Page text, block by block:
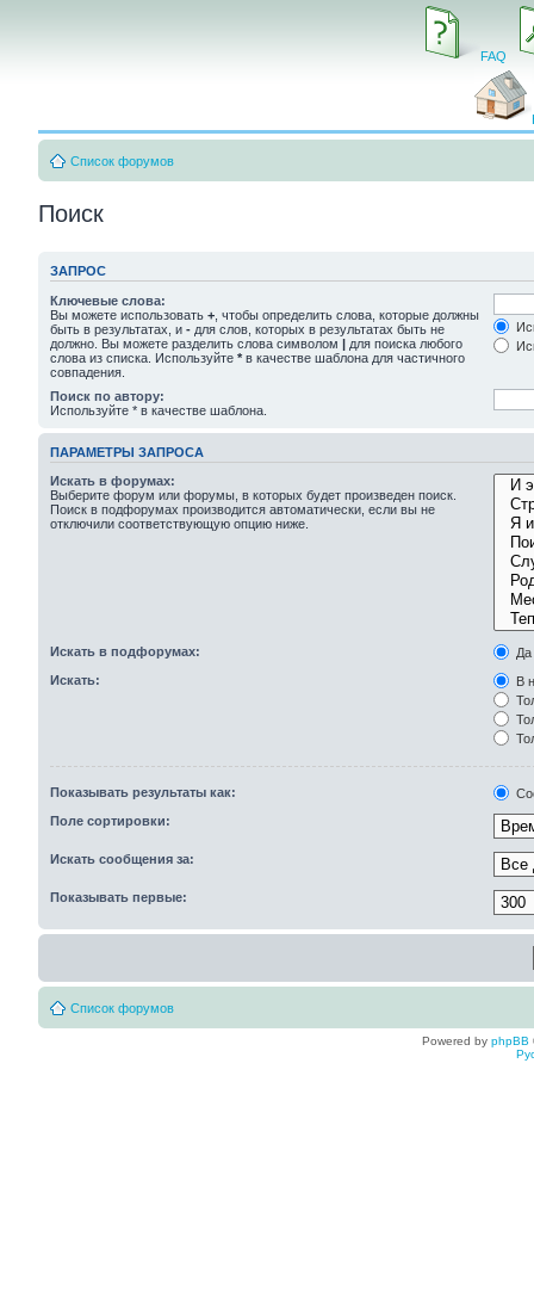
FAQ
Список форумов
Поиск
ЗАПРОС
Ключевые слова:
Вы можете использовать + , чтобы определить слова, которые должны
быть в результатах, и - для слов, которых в результатах быть не
должно. Вы можете разделить слова символом | для поиска любого
слова из списка. Используйте * в качестве шаблона для частичного
совпадения.
Поиск по автору:
Используйте * в качестве шаблона.
ПАРАМЕТРЫ ЗАПРОСА
Искать в форумах:
Выберите форум или форумы, в которых будет произведен поиск.
Поиск в подфорумах производится автоматически, если вы не
отключили соответствующую опцию ниже.
Искать в подфорумах:
Да
Искать:
В
Показывать результаты как:
Поле сортировки:
Искать сообщения за:
Показывать первые:
Список форумов
Powered by phpBB